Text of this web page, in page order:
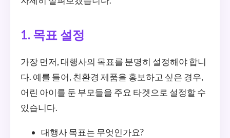
1. 목표 설정
가장 먼저, 대행사의 목표를 분명히 설정해야 합니
다. 예를 들어, 친환경 제품을 홍보하고 싶은 경우,
어린 아이를 둔 부모들을 주요 타겟으로 설정할 수
있습니다.
대행사 목표는 무엇인가요?